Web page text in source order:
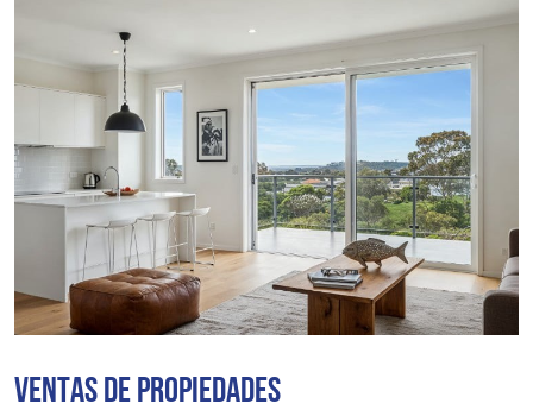
VENTAS DE PROPIEDADES